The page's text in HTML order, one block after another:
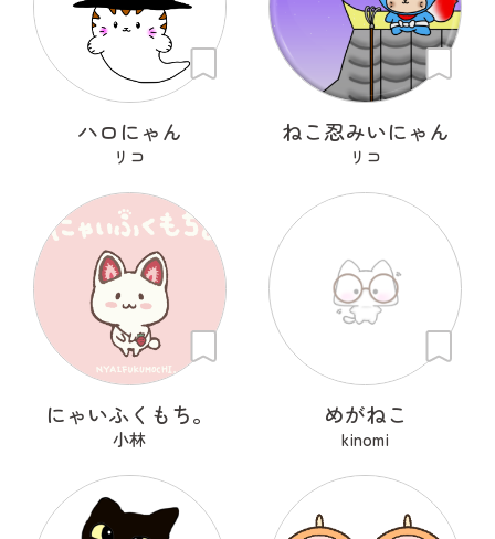
ハロにゃん
リコ
ねこ忍みいにゃん
リコ
にゃいふくもち。
小林
めがねこ
kinomi